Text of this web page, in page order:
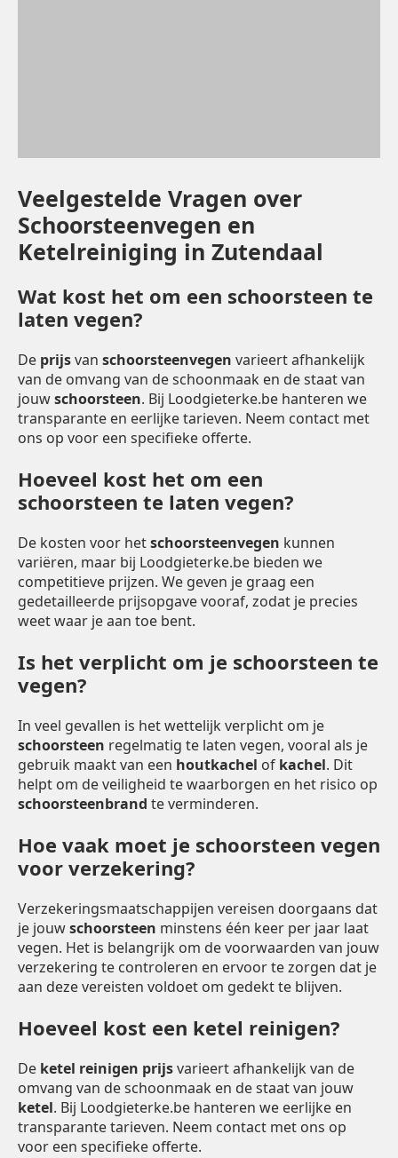
Veelgestelde Vragen over
Schoorsteenvegen en
Ketelreiniging in Zutendaal
Wat kost het om een schoorsteen te
laten vegen?
De prijsvan schoorsteenvegen varieert afhankelijk
van de omvang van de schoonmaak en de staat van
jouwschoorsteen. Bij Loodgieterke.be hanteren we
transparante en eerlijke tarieven. Neem contact met
ons op voor een specifieke offerte.
Hoeveel kost het om een
schoorsteen te laten vegen?
De kosten voor hetschoorsteenvegen kunnen
variëren, maar bij Loodgieterke.be bieden we
competitieve prijzen. We geven je graag een
gedetailleerde prijsopgave vooraf, zodat je precies
weet waar je aan toe bent.
Is het verplicht om je schoorsteen te
vegen?
In veel gevallen is het wettelijk verplicht om je
schoorsteen regelmatig te laten vegen, vooral als je
gebruik maakt van een houtkachel of kachel. Dit
helpt om de veiligheid te waarborgen en het risico op
schoorsteenbrand te verminderen.
Hoe vaak moet je schoorsteen vegen
voor verzekering?
Verzekeringsmaatschappijen vereisen doorgaans dat
je jouwschoorsteen minstens één keer per jaar laat
vegen. Het is belangrijk om de voorwaarden van jouw
verzekering te controleren en ervoor te zorgen dat je
aan deze vereisten voldoet om gedekt te blijven.
Hoeveel kost een ketel reinigen?
De ketel reinigen prijsvarieert afhankelijk van de
omvang van de schoonmaak en de staat van jouw
ketel. Bij Loodgieterke.be hanteren we eerlijke en
transparante tarieven. Neem contact met ons op
voor een specifieke offerte.